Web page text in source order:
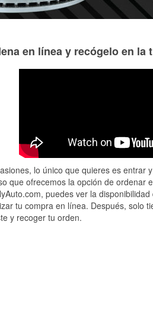
the store for some vehicle
Sky (human that works
and even helped me
Th...Read More
Rei
in
a
...
en línea y recógelo en la
lo único que quieres es entrar
que ofrecemos la opción de ordenar
puedes ver la
tu compra en línea. Después, solo
y recoger tu orden.